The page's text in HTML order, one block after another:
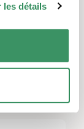
les détails